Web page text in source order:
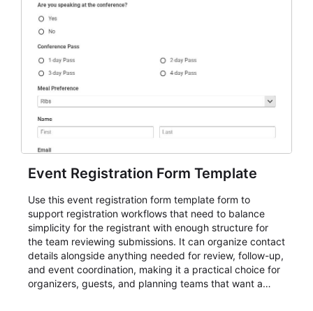
Event Registration Form Template
Use this event registration form template form to
support registration workflows that need to balance
simplicity for the registrant with enough structure for
the team reviewing submissions. It can organize contact
details alongside anything needed for review, follow-up,
and event coordination, making it a practical choice for
organizers, guests, and planning teams that want a